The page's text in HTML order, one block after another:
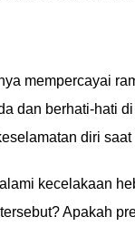
mempercayai
dan berhati-hati
diri saat
kecelakaan
Apakah